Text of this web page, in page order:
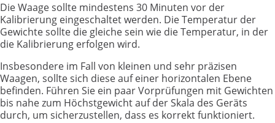
Die Waage sollte mindestens 30 Minuten vor der
Kalibrierung eingeschaltet werden. Die Temperatur der
Gewichte sollte die gleiche sein wie die Temperatur, in der
die Kalibrierung erfolgen wird.
Insbesondere im Fall von kleinen und sehr präzisen
Waagen, sollte sich diese auf einer horizontalen Ebene
befinden. Führen Sie ein paar Vorprüfungen mit Gewichten
bis nahe zum Höchstgewicht auf der Skala des Geräts
durch, um sicherzustellen, dass es korrekt funktioniert.